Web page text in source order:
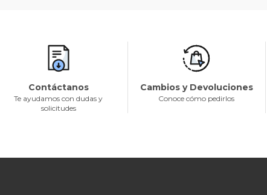
Contáctanos
Te ayudamos con dudas y
solicitudes
Cambios y Devoluciones
Conoce cómo pedirlos